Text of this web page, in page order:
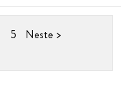
5
Neste >